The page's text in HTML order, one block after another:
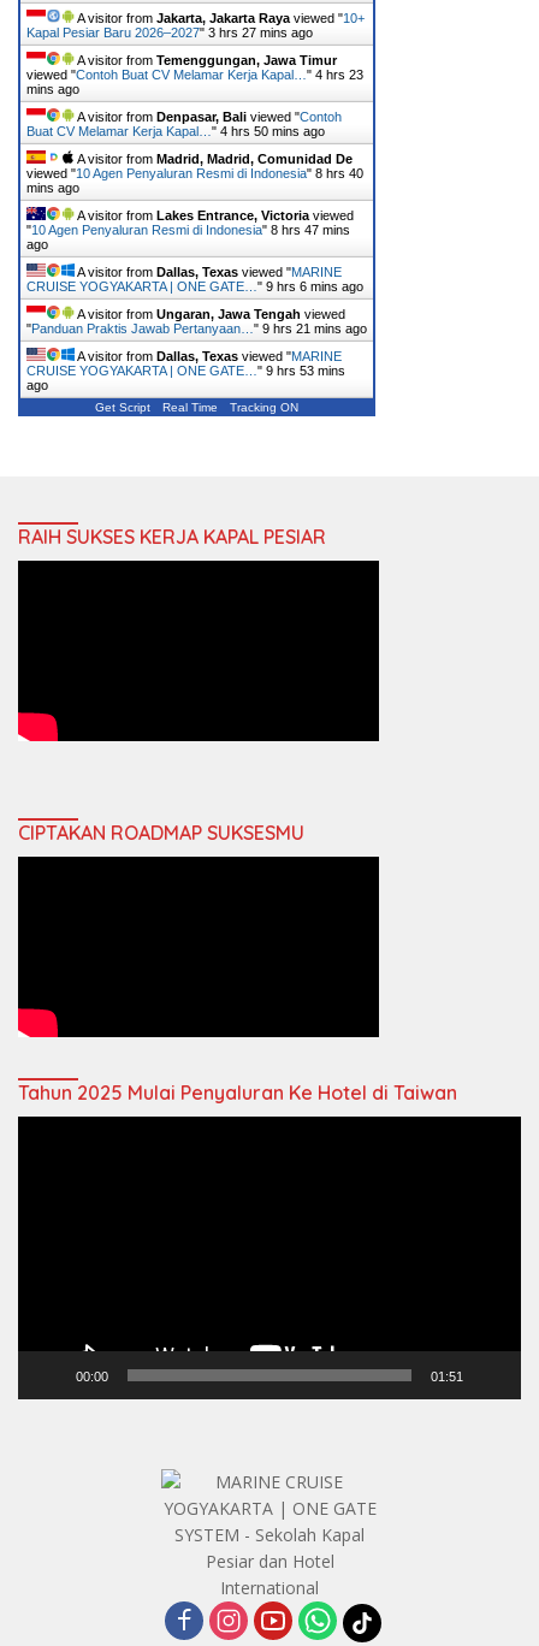
A visitor from Jakarta, Jakarta Raya viewed "10+
Kapal Pesiar Baru 2026–2027" 3 hrs 27 mins ago
A visitor from Temenggungan, Jawa Timur
viewed "Contoh Buat CV Melamar Kerja Kapal… " 4 hrs 23
mins ago
A visitor from Denpasar, Bali viewed "Contoh
Buat CV Melamar Kerja Kapal… " 4 hrs 50 mins ago
A visitor from Madrid, Madrid, Comunidad De
viewed "10 Agen Penyaluran Resmi di Indonesia" 8 hrs 40
mins ago
A visitor from Lakes Entrance, Victoria viewed
"10 Agen Penyaluran Resmi di Indonesia" 8 hrs 47 mins
ago
A visitor from Dallas, Texas viewed "MARINE
CRUISE YOGYAKARTA | ONE GATE… " 9 hrs 6 mins ago
A visitor from Ungaran, Jawa Tengah viewed
"Panduan Praktis Jawab Pertanyaan… " 9 hrs 21 mins ago
A visitor from Dallas, Texas viewed "MARINE
CRUISE YOGYAKARTA | ONE GATE… " 9 hrs 53 mins
ago
Get Script Real Time Tracking ON
RAIH SUKSES KERJA KAPAL PESIAR
CIPTAKAN ROADMAP SUKSESMU
Tahun 2025 Mulai Penyaluran Ke Hotel di Taiwan
00:00 01:51